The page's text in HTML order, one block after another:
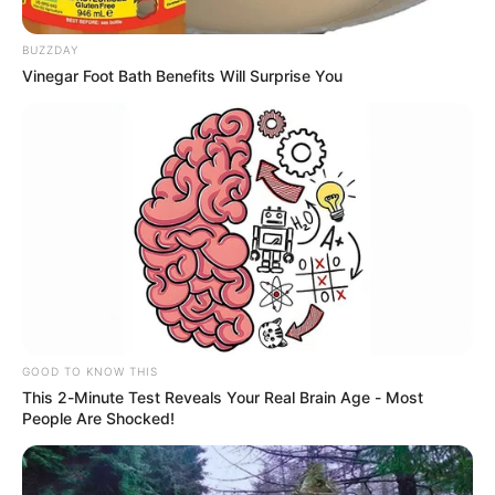
Imagen ilustrativa
Alerta Tolima
Mayo 2, 2019
COMPARTIR
BUZZDAY
Vinegar Foot Bath Benefits Will Surprise You
GOOD TO KNOW THIS
This 2-Minute Test Reveals Your Real Brain Age - Most
People Are Shocked!